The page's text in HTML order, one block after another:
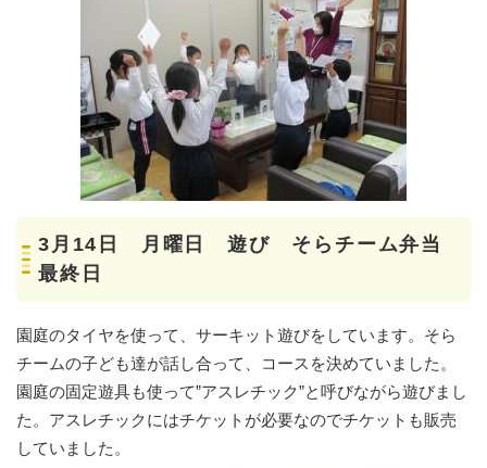
3月14日 月曜日 遊び そらチーム弁当
最終日
園庭のタイヤを使って、サーキット遊びをしています。そら
チームの子ども達が話し合って、コースを決めていました。
園庭の固定遊具も使って”アスレチック”と呼びながら遊びまし
た。アスレチックにはチケットが必要なのでチケットも販売
していました。